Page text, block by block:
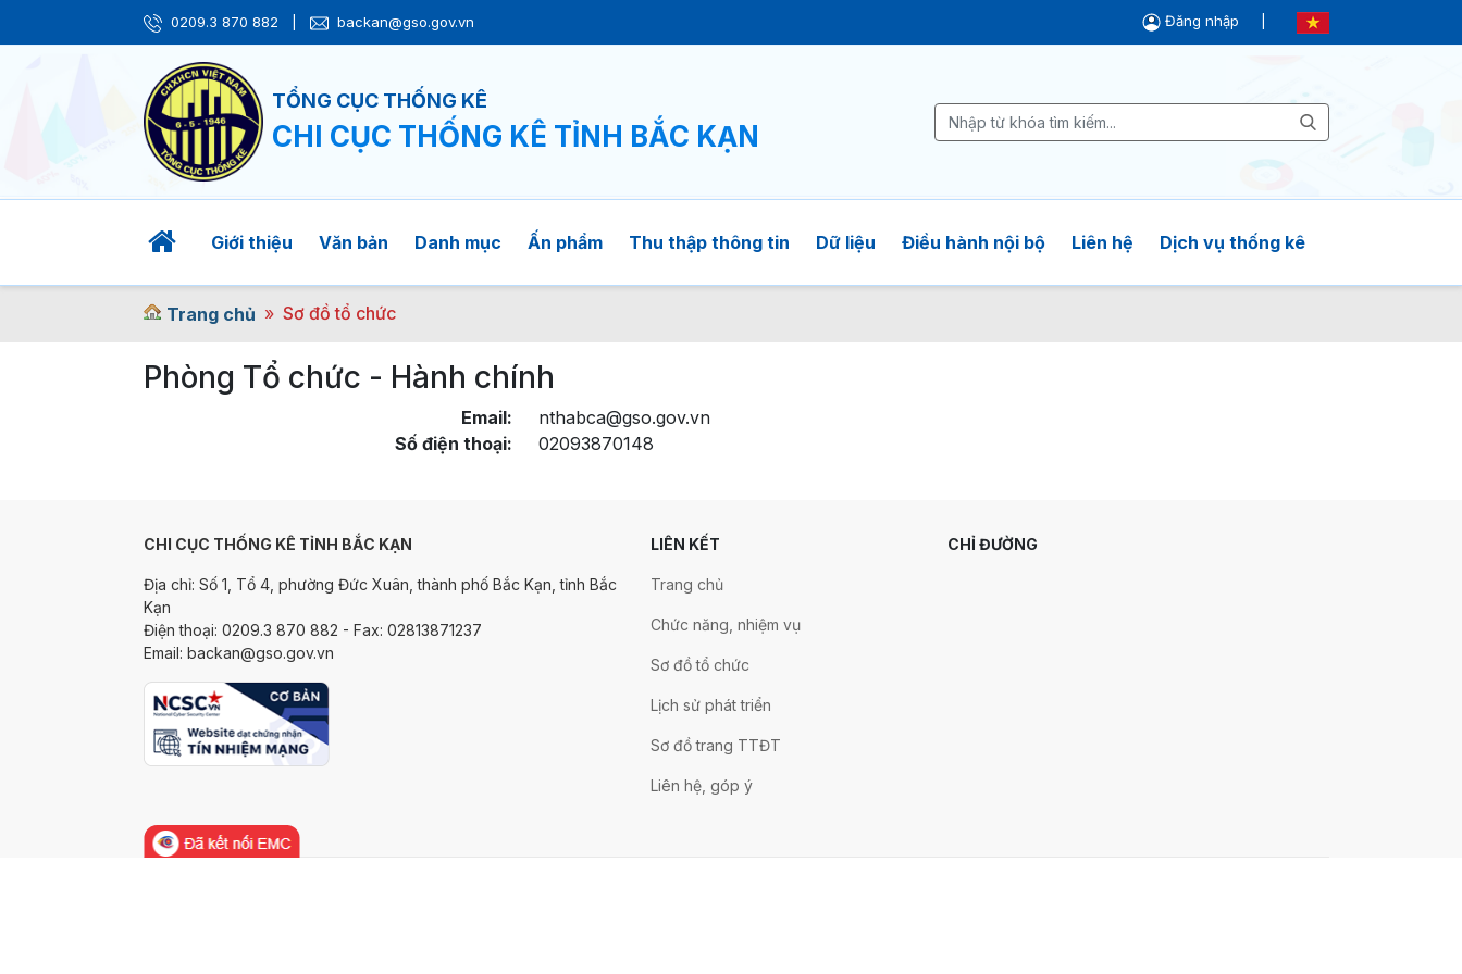
0209.3 870 882 backan@gso.gov.vn Đăng nhập
TỔNG CỤC THỐNG KÊ
CHI CỤC THỐNG KÊ TỈNH BẮC KẠN
Giới thiệu Văn bản Danh mục Ấn phẩm Thu thập thông tin Dữ liệu Điều hành nội bộ Liên hệ Dịch vụ thống kê
Trang chủ Sơ đồ tổ chức
Phòng Tổ chức - Hành chính
Email:
nthabca@gso.gov.vn
Số điện thoại:
02093870148
CHI CỤC THỐNG KÊ TỈNH BẮC KẠN
Địa chỉ: Số 1, Tổ 4, phường Đức Xuân, thành phố Bắc Kạn, tỉnh Bắc
Kạn
Điện thoại: 0209.3 870 882 - Fax: 02813871237
Email: backan@gso.gov.vn
LIÊN KẾT
Trang chủ
Chức năng, nhiệm vụ
Sơ đồ tổ chức
Lịch sử phát triển
Sơ đồ trang TTĐT
Liên hệ, góp ý
CHỈ ĐƯỜNG